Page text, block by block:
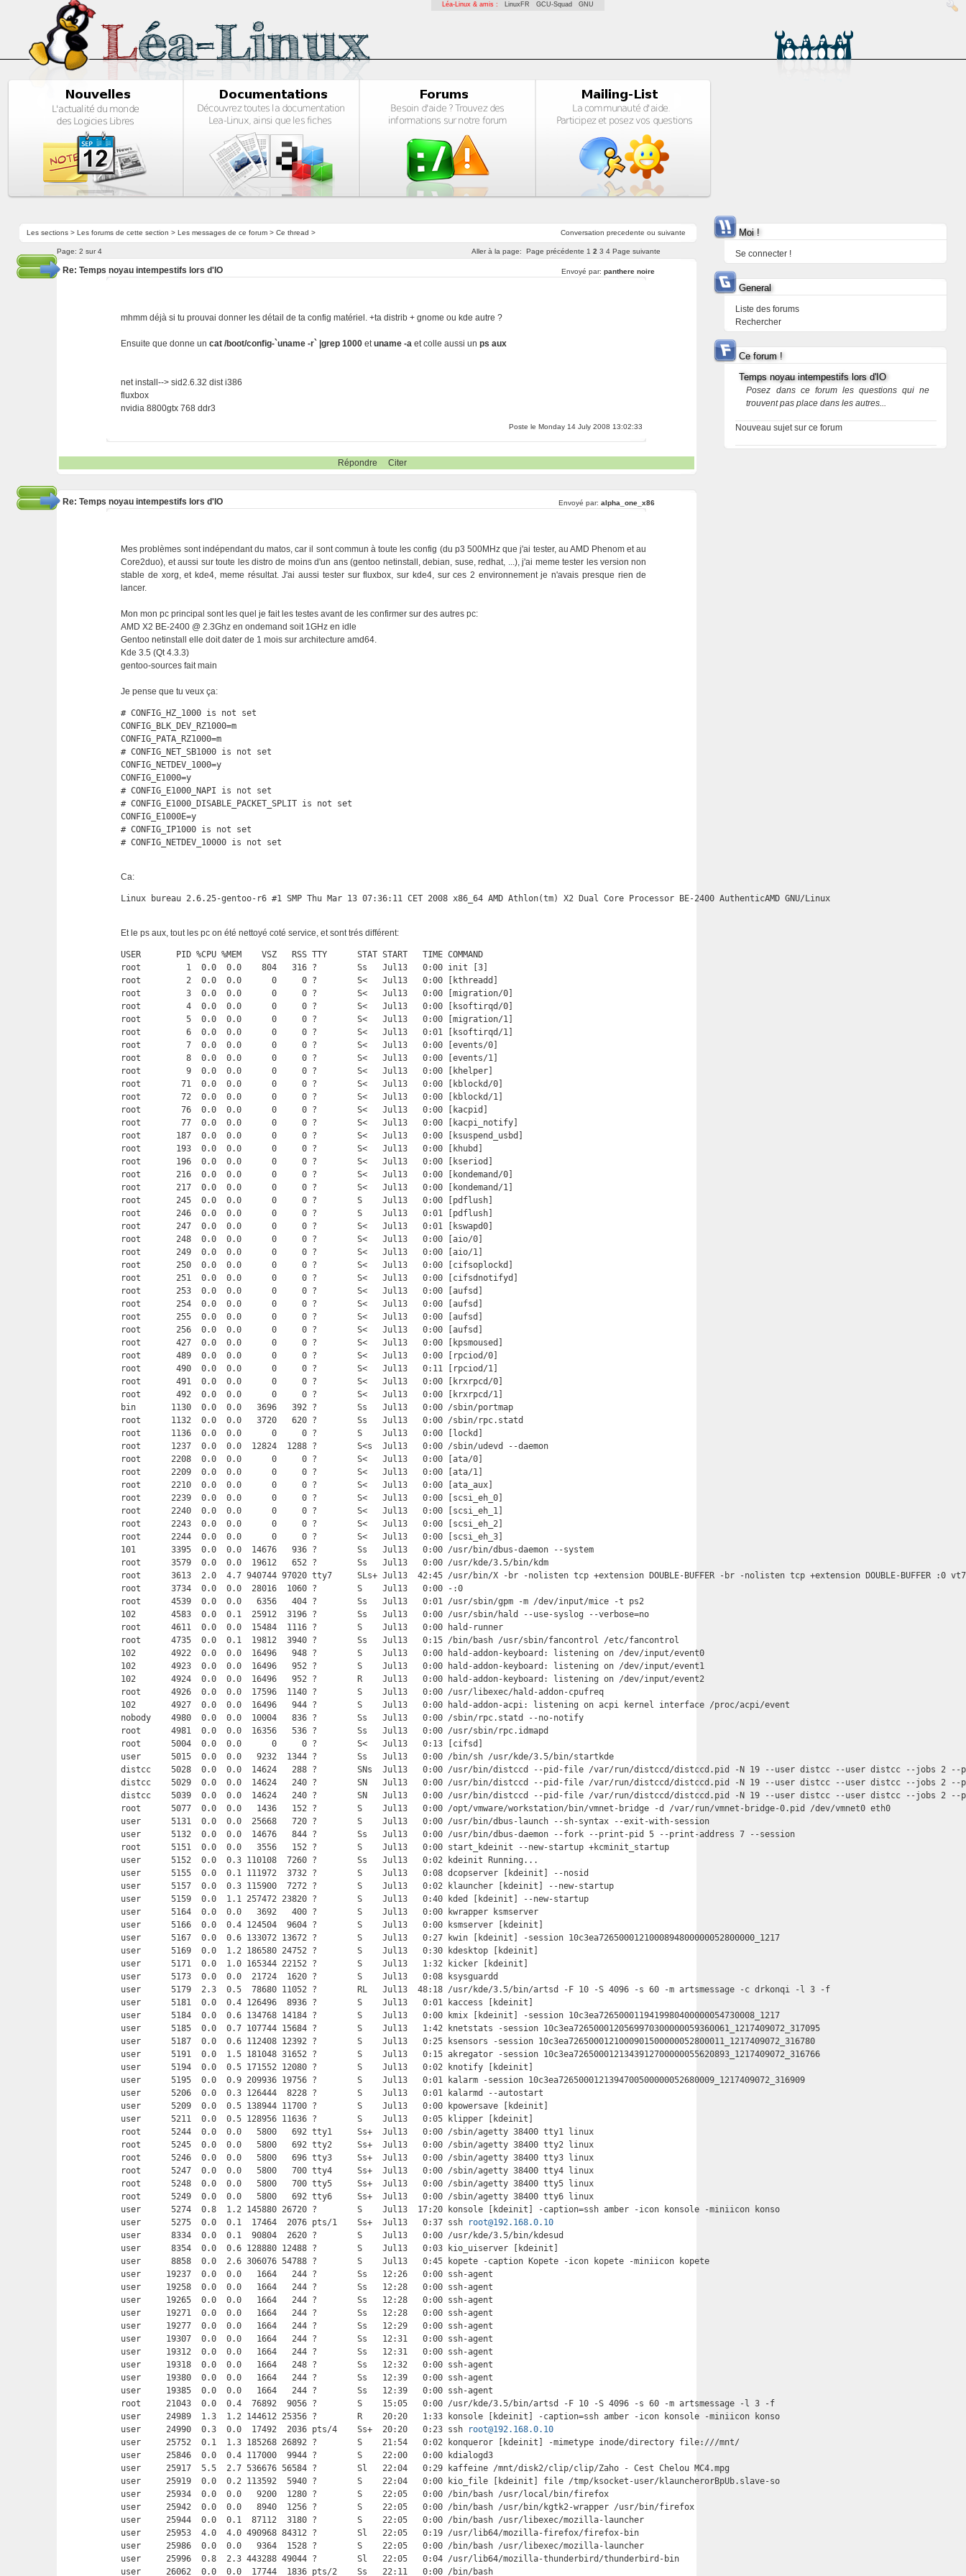
Léa-Linux & amis : LinuxFR GCU-Squad GNU
Conversation precedente ou suivante
Les sections> Les forums de cette section > Les messages de ce forum> Ce thread >
Aller à la page: Page précédente 1 2 3 4 Page suivante
Page: 2 sur 4
Re: Temps noyau intempestifs lors d'IO Envoyé par: panthere noire
mhmm déjà si tu prouvai donner les détail de ta config matériel. +ta distrib + gnome ou kde autre ?
Ensuite que donne uncat /boot/config-`uname -r` |grep 1000 etuname -a et colle aussi unps aux
net install--> sid2.6.32 dist i386
fluxbox
nvidia 8800gtx 768 ddr3
Poste le Monday 14 July 2008 13:02:33
Répondre Citer
Re: Temps noyau intempestifs lors d'IO Envoyé par: alpha_one_x86
Mes problèmes sont indépendant du matos, car il sont commun à toute les config (du p3 500MHz que j'ai tester, au AMD Phenom et au
Core2duo), et aussi sur toute les distro de moins d'un ans (gentoo netinstall, debian, suse, redhat, ...), j'ai meme tester les version non
stable de xorg, et kde4, meme résultat. J'ai aussi tester sur fluxbox, sur kde4, sur ces 2 environnement je n'avais presque rien de
lancer.
Mon mon pc principal sont les quel je fait les testes avant de les confirmer sur des autres pc:
AMD X2 BE-2400 @ 2.3Ghz en ondemand soit 1GHz en idle
Gentoo netinstall elle doit dater de 1 mois sur architecture amd64.
Kde 3.5 (Qt 4.3.3)
gentoo-sources fait main
Je pense que tu veux ça:
# CONFIG_HZ_1000 is not set
CONFIG_BLK_DEV_RZ1000=m
CONFIG_PATA_RZ1000=m
# CONFIG_NET_SB1000 is not set
CONFIG_NETDEV_1000=y
CONFIG_E1000=y
# CONFIG_E1000_NAPI is not set
# CONFIG_E1000_DISABLE_PACKET_SPLIT is not set
CONFIG_E1000E=y
# CONFIG_IP1000 is not set
# CONFIG_NETDEV_10000 is not set
Ca:
Linux bureau 2.6.25-gentoo-r6 #1 SMP Thu Mar 13 07:36:11 CET 2008 x86_64 AMD Athlon(tm) X2 Dual Core Processor BE-2400 AuthenticAMD GNU/Linux
Et le ps aux, tout les pc on été nettoyé coté service, et sont trés différent:
USER       PID %CPU %MEM    VSZ   RSS TTY      STAT START   TIME COMMAND
root         1  0.0  0.0    804   316 ?        Ss   Jul13   0:00 init [3]
root         2  0.0  0.0      0     0 ?        S<   Jul13   0:00 [kthreadd]
root         3  0.0  0.0      0     0 ?        S<   Jul13   0:00 [migration/0]
root         4  0.0  0.0      0     0 ?        S<   Jul13   0:00 [ksoftirqd/0]
root         5  0.0  0.0      0     0 ?        S<   Jul13   0:00 [migration/1]
root         6  0.0  0.0      0     0 ?        S<   Jul13   0:01 [ksoftirqd/1]
root         7  0.0  0.0      0     0 ?        S<   Jul13   0:00 [events/0]
root         8  0.0  0.0      0     0 ?        S<   Jul13   0:00 [events/1]
root         9  0.0  0.0      0     0 ?        S<   Jul13   0:00 [khelper]
root        71  0.0  0.0      0     0 ?        S<   Jul13   0:00 [kblockd/0]
root        72  0.0  0.0      0     0 ?        S<   Jul13   0:00 [kblockd/1]
root        76  0.0  0.0      0     0 ?        S<   Jul13   0:00 [kacpid]
root        77  0.0  0.0      0     0 ?        S<   Jul13   0:00 [kacpi_notify]
root       187  0.0  0.0      0     0 ?        S<   Jul13   0:00 [ksuspend_usbd]
root       193  0.0  0.0      0     0 ?        S<   Jul13   0:00 [khubd]
root       196  0.0  0.0      0     0 ?        S<   Jul13   0:00 [kseriod]
root       216  0.0  0.0      0     0 ?        S<   Jul13   0:00 [kondemand/0]
root       217  0.0  0.0      0     0 ?        S<   Jul13   0:00 [kondemand/1]
root       245  0.0  0.0      0     0 ?        S    Jul13   0:00 [pdflush]
root       246  0.0  0.0      0     0 ?        S    Jul13   0:01 [pdflush]
root       247  0.0  0.0      0     0 ?        S<   Jul13   0:01 [kswapd0]
root       248  0.0  0.0      0     0 ?        S<   Jul13   0:00 [aio/0]
root       249  0.0  0.0      0     0 ?        S<   Jul13   0:00 [aio/1]
root       250  0.0  0.0      0     0 ?        S<   Jul13   0:00 [cifsoplockd]
root       251  0.0  0.0      0     0 ?        S<   Jul13   0:00 [cifsdnotifyd]
root       253  0.0  0.0      0     0 ?        S<   Jul13   0:00 [aufsd]
root       254  0.0  0.0      0     0 ?        S<   Jul13   0:00 [aufsd]
root       255  0.0  0.0      0     0 ?        S<   Jul13   0:00 [aufsd]
root       256  0.0  0.0      0     0 ?        S<   Jul13   0:00 [aufsd]
root       427  0.0  0.0      0     0 ?        S<   Jul13   0:00 [kpsmoused]
root       489  0.0  0.0      0     0 ?        S<   Jul13   0:00 [rpciod/0]
root       490  0.0  0.0      0     0 ?        S<   Jul13   0:11 [rpciod/1]
root       491  0.0  0.0      0     0 ?        S<   Jul13   0:00 [krxrpcd/0]
root       492  0.0  0.0      0     0 ?        S<   Jul13   0:00 [krxrpcd/1]
bin       1130  0.0  0.0   3696   392 ?        Ss   Jul13   0:00 /sbin/portmap
root      1132  0.0  0.0   3720   620 ?        Ss   Jul13   0:00 /sbin/rpc.statd
root      1136  0.0  0.0      0     0 ?        S    Jul13   0:00 [lockd]
root      1237  0.0  0.0  12824  1288 ?        S<s  Jul13   0:00 /sbin/udevd --daemon
root      2208  0.0  0.0      0     0 ?        S<   Jul13   0:00 [ata/0]
root      2209  0.0  0.0      0     0 ?        S<   Jul13   0:00 [ata/1]
root      2210  0.0  0.0      0     0 ?        S<   Jul13   0:00 [ata_aux]
root      2239  0.0  0.0      0     0 ?        S<   Jul13   0:00 [scsi_eh_0]
root      2240  0.0  0.0      0     0 ?        S<   Jul13   0:00 [scsi_eh_1]
root      2243  0.0  0.0      0     0 ?        S<   Jul13   0:00 [scsi_eh_2]
root      2244  0.0  0.0      0     0 ?        S<   Jul13   0:00 [scsi_eh_3]
101       3395  0.0  0.0  14676   936 ?        Ss   Jul13   0:00 /usr/bin/dbus-daemon --system
root      3579  0.0  0.0  19612   652 ?        Ss   Jul13   0:00 /usr/kde/3.5/bin/kdm
root      3613  2.0  4.7 940744 97020 tty7     SLs+ Jul13  42:45 /usr/bin/X -br -nolisten tcp +extension DOUBLE-BUFFER -br -nolisten tcp +extension DOUBLE-BUFFER :0
root      3734  0.0  0.0  28016  1060 ?        S    Jul13   0:00 -:0
root      4539  0.0  0.0   6356   404 ?        Ss   Jul13   0:01 /usr/sbin/gpm -m /dev/input/mice -t ps2
102       4583  0.0  0.1  25912  3196 ?        Ss   Jul13   0:00 /usr/sbin/hald --use-syslog --verbose=no
root      4611  0.0  0.0  15484  1116 ?        S    Jul13   0:00 hald-runner
root      4735  0.0  0.1  19812  3940 ?        Ss   Jul13   0:15 /bin/bash /usr/sbin/fancontrol /etc/fancontrol
102       4922  0.0  0.0  16496   948 ?        S    Jul13   0:00 hald-addon-keyboard: listening on /dev/input/event0
102       4923  0.0  0.0  16496   952 ?        S    Jul13   0:00 hald-addon-keyboard: listening on /dev/input/event1
102       4924  0.0  0.0  16496   952 ?        R    Jul13   0:00 hald-addon-keyboard: listening on /dev/input/event2
root      4926  0.0  0.0  17596  1140 ?        S    Jul13   0:00 /usr/libexec/hald-addon-cpufreq
102       4927  0.0  0.0  16496   944 ?        S    Jul13   0:00 hald-addon-acpi: listening on acpi kernel interface /proc/acpi/event
nobody    4980  0.0  0.0  10004   836 ?        Ss   Jul13   0:00 /sbin/rpc.statd --no-notify
root      4981  0.0  0.0  16356   536 ?        Ss   Jul13   0:00 /usr/sbin/rpc.idmapd
root      5004  0.0  0.0      0     0 ?        S<   Jul13   0:13 [cifsd]
user      5015  0.0  0.0   9232  1344 ?        Ss   Jul13   0:00 /bin/sh /usr/kde/3.5/bin/startkde
distcc    5028  0.0  0.0  14624   288 ?        SNs  Jul13   0:00 /usr/bin/distccd --pid-file /var/run/distccd/distccd.pid -N 19 --user distcc --user distcc --jobs 2 --
distcc    5029  0.0  0.0  14624   240 ?        SN   Jul13   0:00 /usr/bin/distccd --pid-file /var/run/distccd/distccd.pid -N 19 --user distcc --user distcc --jobs 2 --
distcc    5039  0.0  0.0  14624   240 ?        SN   Jul13   0:00 /usr/bin/distccd --pid-file /var/run/distccd/distccd.pid -N 19 --user distcc --user distcc --jobs 2 --
root      5077  0.0  0.0   1436   152 ?        S    Jul13   0:00 /opt/vmware/workstation/bin/vmnet-bridge -d /var/run/vmnet-bridge-0.pid /dev/vmnet0 eth0
user      5131  0.0  0.0  25668   720 ?        S    Jul13   0:00 /usr/bin/dbus-launch --sh-syntax --exit-with-session
user      5132  0.0  0.0  14676   844 ?        Ss   Jul13   0:00 /usr/bin/dbus-daemon --fork --print-pid 5 --print-address 7 --session
root      5151  0.0  0.0   3556   152 ?        S    Jul13   0:00 start_kdeinit --new-startup +kcminit_startup
user      5152  0.0  0.3 110108  7260 ?        Ss   Jul13   0:02 kdeinit Running...
user      5155  0.0  0.1 111972  3732 ?        S    Jul13   0:08 dcopserver [kdeinit] --nosid
user      5157  0.0  0.3 115900  7272 ?        S    Jul13   0:02 klauncher [kdeinit] --new-startup
user      5159  0.0  1.1 257472 23820 ?        S    Jul13   0:40 kded [kdeinit] --new-startup
user      5164  0.0  0.0   3692   400 ?        S    Jul13   0:00 kwrapper ksmserver
user      5166  0.0  0.4 124504  9604 ?        S    Jul13   0:00 ksmserver [kdeinit]
user      5167  0.0  0.6 133072 13672 ?        S    Jul13   0:27 kwin [kdeinit] -session 10c3ea7265000121000894800000052800000_1217
user      5169  0.0  1.2 186580 24752 ?        S    Jul13   0:30 kdesktop [kdeinit]
user      5171  0.0  1.0 165344 22152 ?        S    Jul13   1:32 kicker [kdeinit]
user      5173  0.0  0.0  21724  1620 ?        S    Jul13   0:08 ksysguardd
user      5179  2.3  0.5  78680 11052 ?        RL   Jul13  48:18 /usr/kde/3.5/bin/artsd -F 10 -S 4096 -s 60 -m artsmessage -c drkonqi -l 3 -f
user      5181  0.0  0.4 126496  8936 ?        S    Jul13   0:01 kaccess [kdeinit]
user      5184  0.0  0.6 134768 14184 ?        S    Jul13   0:00 kmix [kdeinit] -session 10c3ea7265000119419980400000054730008_1217
user      5185  0.0  0.7 107744 15684 ?        S    Jul13   1:42 knetstats -session 10c3ea7265000120569970300000059360061_1217409072_317095
user      5187  0.0  0.6 112408 12392 ?        S    Jul13   0:25 ksensors -session 10c3ea7265000121000901500000052800011_1217409072_316780
user      5191  0.0  1.5 181048 31652 ?        S    Jul13   0:15 akregator -session 10c3ea7265000121343912700000055620893_1217409072_316766
user      5194  0.0  0.5 171552 12080 ?        S    Jul13   0:02 knotify [kdeinit]
user      5195  0.0  0.9 209936 19756 ?        S    Jul13   0:01 kalarm -session 10c3ea7265000121394700500000052680009_1217409072_316909
user      5206  0.0  0.3 126444  8228 ?        S    Jul13   0:01 kalarmd --autostart
user      5209  0.0  0.5 138944 11700 ?        S    Jul13   0:00 kpowersave [kdeinit]
user      5211  0.0  0.5 128956 11636 ?        S    Jul13   0:05 klipper [kdeinit]
root      5244  0.0  0.0   5800   692 tty1     Ss+  Jul13   0:00 /sbin/agetty 38400 tty1 linux
root      5245  0.0  0.0   5800   692 tty2     Ss+  Jul13   0:00 /sbin/agetty 38400 tty2 linux
root      5246  0.0  0.0   5800   696 tty3     Ss+  Jul13   0:00 /sbin/agetty 38400 tty3 linux
root      5247  0.0  0.0   5800   700 tty4     Ss+  Jul13   0:00 /sbin/agetty 38400 tty4 linux
root      5248  0.0  0.0   5800   700 tty5     Ss+  Jul13   0:00 /sbin/agetty 38400 tty5 linux
root      5249  0.0  0.0   5800   692 tty6     Ss+  Jul13   0:00 /sbin/agetty 38400 tty6 linux
user      5274  0.8  1.2 145880 26720 ?        S    Jul13  17:20 konsole [kdeinit] -caption=ssh amber -icon konsole -miniicon konso
user      5275  0.0  0.1  17464  2076 pts/1    Ss+  Jul13   0:37 ssh
root@192.168.0.10
user      8334  0.0  0.1  90804  2620 ?        S    Jul13   0:00 /usr/kde/3.5/bin/kdesud
user      8354  0.0  0.6 128880 12488 ?        S    Jul13   0:03 kio_uiserver [kdeinit]
user      8858  0.0  2.6 306076 54788 ?        S    Jul13   0:45 kopete -caption Kopete -icon kopete -miniicon kopete
user     19237  0.0  0.0   1664   244 ?        Ss   12:26   0:00 ssh-agent
user     19258  0.0  0.0   1664   244 ?        Ss   12:28   0:00 ssh-agent
user     19265  0.0  0.0   1664   244 ?        Ss   12:28   0:00 ssh-agent
user     19271  0.0  0.0   1664   244 ?        Ss   12:28   0:00 ssh-agent
user     19277  0.0  0.0   1664   244 ?        Ss   12:29   0:00 ssh-agent
user     19307  0.0  0.0   1664   244 ?        Ss   12:31   0:00 ssh-agent
user     19312  0.0  0.0   1664   244 ?        Ss   12:31   0:00 ssh-agent
user     19318  0.0  0.0   1664   248 ?        Ss   12:32   0:00 ssh-agent
user     19380  0.0  0.0   1664   244 ?        Ss   12:39   0:00 ssh-agent
user     19385  0.0  0.0   1664   244 ?        Ss   12:39   0:00 ssh-agent
root     21043  0.0  0.4  76892  9056 ?        S    15:05   0:00 /usr/kde/3.5/bin/artsd -F 10 -S 4096 -s 60 -m artsmessage -l 3 -f
user     24989  1.3  1.2 144612 25356 ?        R    20:20   1:33 konsole [kdeinit] -caption=ssh amber -icon konsole -miniicon konso
user     24990  0.3  0.0  17492  2036 pts/4    Ss+  20:20   0:23 ssh
root@192.168.0.10
user     25752  0.1  1.3 185268 26892 ?        S    21:54   0:02 konqueror [kdeinit] -mimetype inode/directory file:///mnt/
user     25846  0.0  0.4 117000  9944 ?        S    22:00   0:00 kdialogd3
user     25917  5.5  2.7 536676 56584 ?        Sl   22:04   0:29 kaffeine /mnt/disk2/clip/clip/Zaho - Cest Chelou MC4.mpg
user     25919  0.0  0.2 113592  5940 ?        S    22:04   0:00 kio_file [kdeinit] file /tmp/ksocket-user/klauncherorBpUb.slave-so
user     25934  0.0  0.0   9200  1280 ?        S    22:05   0:00 /bin/bash /usr/local/bin/firefox
user     25942  0.0  0.0   8940  1256 ?        S    22:05   0:00 /bin/bash /usr/bin/kgtk2-wrapper /usr/bin/firefox
user     25944  0.0  0.1  87112  3180 ?        S    22:05   0:00 /bin/bash /usr/libexec/mozilla-launcher
user     25953  4.0  4.0 490968 84312 ?        Sl   22:05   0:19 /usr/lib64/mozilla-firefox/firefox-bin
user     25986  0.0  0.0   9364  1528 ?        S    22:05   0:00 /bin/bash /usr/libexec/mozilla-launcher
user     25996  0.8  2.3 443288 49044 ?        Sl   22:05   0:04 /usr/lib64/mozilla-thunderbird/thunderbird-bin
user     26062  0.0  0.0  17744  1836 pts/2    Ss   22:11   0:00 /bin/bash
Moi !
Se connecter !
General
Liste des forums
Rechercher
Ce forum !
Temps noyau intempestifs lors d'IO
Posez dans ce forum les questions qui ne
trouvent pas place dans les autres...
Nouveau sujet sur ce forum